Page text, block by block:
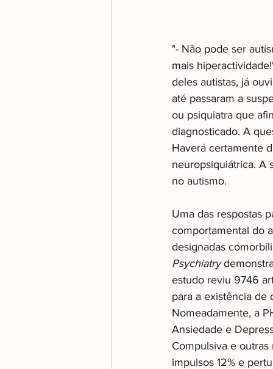
"- Não pode ser
mais
deles autistas, já
até passaram a
ou psiquiatra que
diagnosticado. A
Haverá certamente
neuropsiquiátrica. A
no autismo.
Uma das respostas
comportamental do
designadas
Psychiatry
estudo reviu 9746
para a existência de
Nomeadamente, a
Ansiedade e
Compulsiva e
impulsos 12% e